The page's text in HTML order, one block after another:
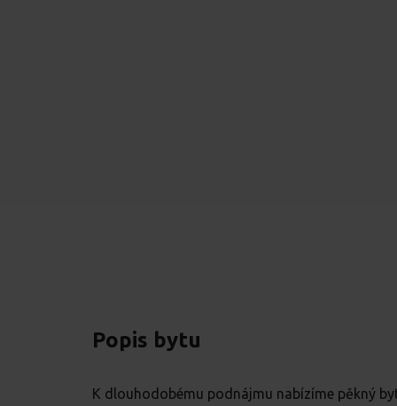
Popis bytu
K dlouhodobému podnájmu nabízíme pěkný